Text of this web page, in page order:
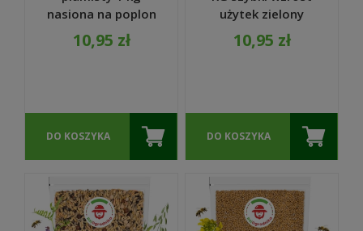
nasiona na poplon
roślina miododajna
- REDUM
10,95 zł
DO KOSZYKA
użytek zielony
nasiona na poplon
- REDUM
10,95 zł
DO KOSZYKA